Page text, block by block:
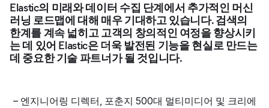
Elastic의 미래와 데이터 수집 단계에서 추가적인 머신
러닝 로드맵에 대해 매우 기대하고 있습니다. 검색의
한계를 계속 넓히고 고객의 창의적인 여정을 향상시키
는 데 있어 Elastic은 더욱 발전된 기능을 현실로 만드는
데 중요한 기술 파트너가 될 것입니다.
– 엔지니어링 디렉터 포춘지 500대 멀티미디어 및 크리에